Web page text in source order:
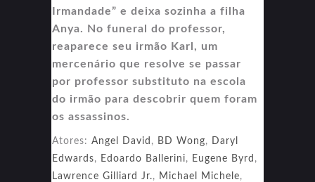
Irmandade” e deixa sozinha a filha
Anya. No funeral do professor,
reaparece seu irmão Karl, um
mercenário que resolve se passar
por professor substituto na escola
do irmão para descobrir quem foram
os assassinos.
Atores: Angel David , BD Wong,
Daryl
Edwards, Edoardo Ballerini, Eugene Byrd ,
Lawrence Gilliard Jr., Michael Michele,